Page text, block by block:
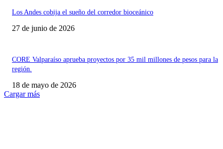
Los Andes cobija el sueño del corredor bioceánico
27 de junio de 2026
CORE Valparaíso aprueba proyectos por 35 mil millones de pesos para la
región.
18 de mayo de 2026
Cargar más